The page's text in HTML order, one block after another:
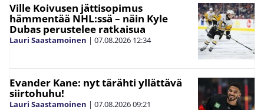
Ville Koivusen jättisopimus
hämmentää NHL:ssä – näin Kyle
Dubas perustelee ratkaisua
Lauri Saastamoinen | 07.08.2026 12:34
Evander Kane: nyt tärähti yllättävä
siirtohuhu!
Lauri Saastamoinen | 07.08.202609:21